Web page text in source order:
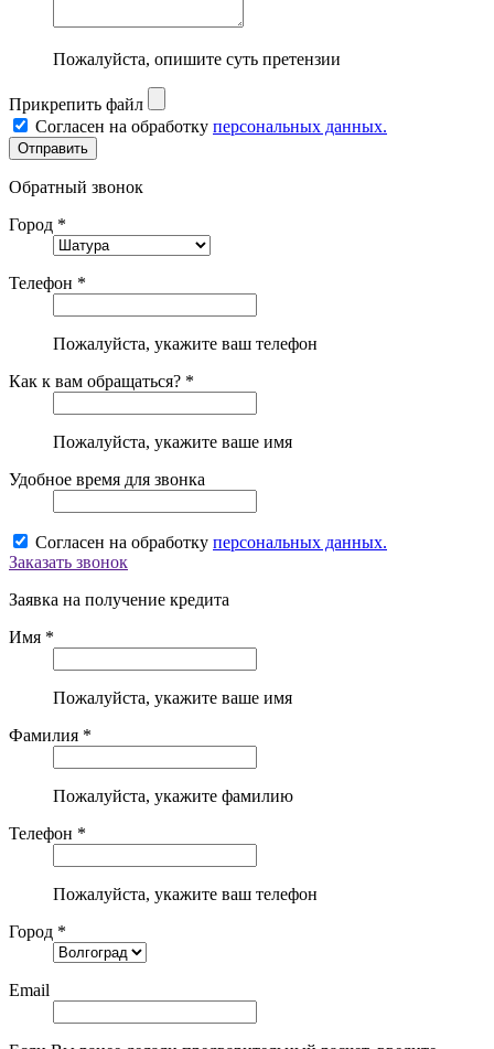
Пожалуйста, опишите суть претензии
Прикрепить файл
Согласен на обработку персональных данных.
Обратный звонок
Город *
Телефон *
Пожалуйста, укажите ваш телефон
Как к вам обращаться? *
Пожалуйста, укажите ваше имя
Удобное время для звонка
Согласен на обработку персональных данных.
Заказать звонок
Заявка на получение кредита
Имя *
Пожалуйста, укажите ваше имя
Фамилия *
Пожалуйста, укажите фамилию
Телефон *
Пожалуйста, укажите ваш телефон
Город *
Email